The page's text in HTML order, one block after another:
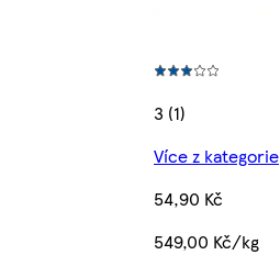
3 (1)
Více z kategorie
54,90 Kč
549,00 Kč/kg